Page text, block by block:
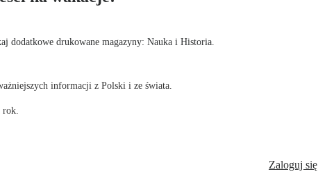
dodatkowe drukowane magazyny: Nauka i Historia.
informacji z Polski i ze świata.
rok.
Zaloguj się